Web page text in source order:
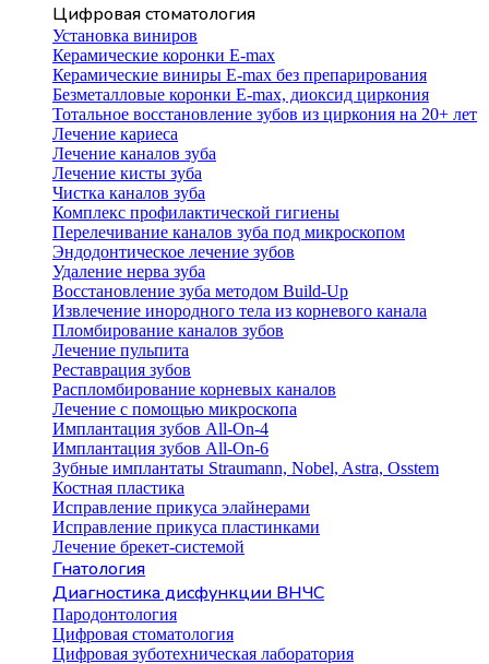
Цифровая стоматология
Установка виниров
Керамические коронки E-max
Керамические виниры E-max без препарирования
Безметалловые коронки Е-max, диоксид циркония
Тотальное восстановление зубов из циркония на 20+ лет
Лечение кариеса
Лечение каналов зуба
Лечение кисты зуба
Чистка каналов зуба
Комплекс профилактической гигиены
Перелечивание каналов зуба под микроскопом
Эндодонтическое лечение зубов
Удаление нерва зуба
Восстановление зуба методом Build-Up
Извлечение инородного тела из корневого канала
Пломбирование каналов зубов
Лечение пульпита
Реставрация зубов
Распломбирование корневых каналов
Лечение с помощью микроскопа
Имплантация зубов All-On-4
Имплантация зубов All-On-6
Зубные имплантаты Straumann, Nobel, Astra, Osstem
Костная пластика
Исправление прикуса элайнерами
Исправление прикуса пластинками
Лечение брекет-системой
Гнатология
Диагностика дисфункции ВНЧС
Пародонтология
Цифровая стоматология
Цифровая зуботехническая лаборатория